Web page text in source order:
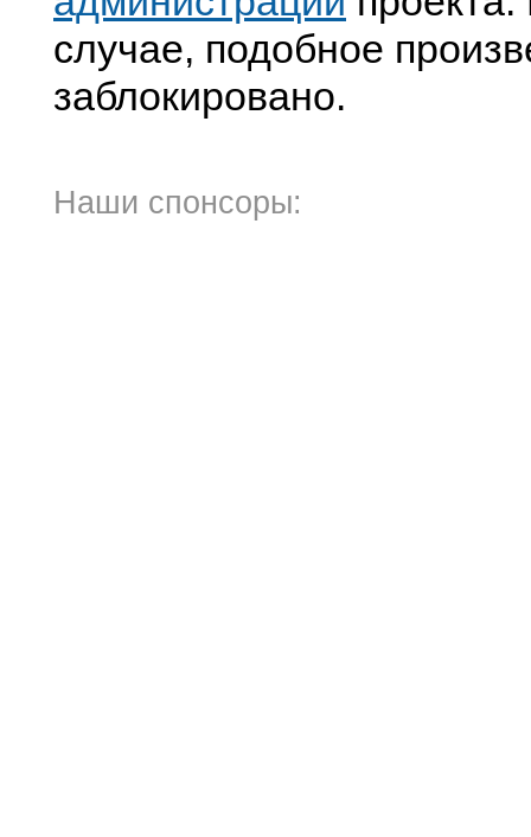
случае, подобное
заблокировано.
Наши спонсоры: